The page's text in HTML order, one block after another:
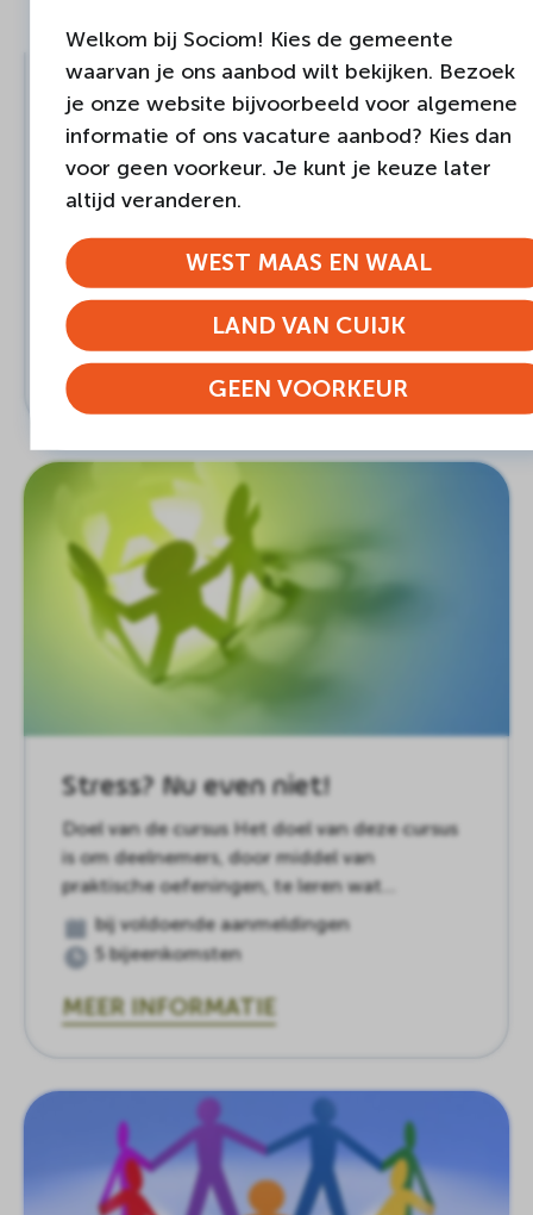
LAND VAN CUIJK
Omgaan met verlies
Doel van de cursus Het doel van deze cursus
nemen van een dierbare met…
bij voldoende aanmeldingen
6 bijeenkomsten
MEER INFORMATIE
Stress? Nu even niet!
Doel van de cursus Het doel van deze cursus
is om deelnemers, door middel van
praktische oefeningen, te leren wat…
bij voldoende aanmeldingen
5 bijeenkomsten
MEER INFORMATIE
Welkom bij Sociom! Kies de gemeente
waarvan je ons aanbod wilt bekijken. Bezoek
je onze website bijvoorbeeld voor algemene
informatie of ons vacature aanbod? Kies dan
voor geen voorkeur. Je kunt je keuze later
altijd veranderen.
WEST MAAS EN WAAL
LAND VAN CUIJK
GEEN VOORKEUR